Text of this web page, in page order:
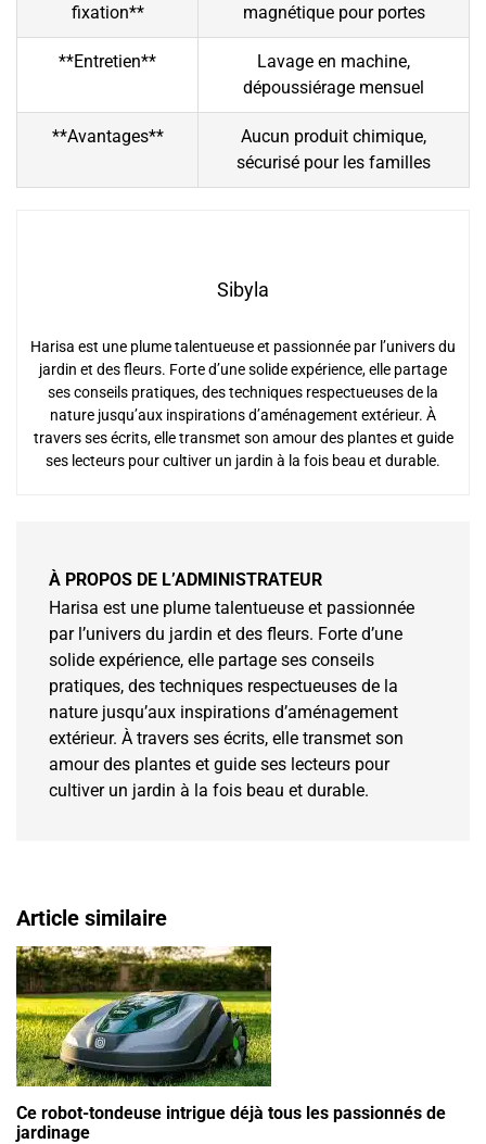
fixation**
magnétique pour portes
**Entretien**
Lavage en machine,
dépoussiérage mensuel
**Avantages**
Aucun produit chimique,
sécurisé pour les familles
Sibyla
Harisa est une plume talentueuse et passionnée par l’univers du
jardin et des fleurs. Forte d’une solide expérience, elle partage
ses conseils pratiques, des techniques respectueuses de la
nature jusqu’aux inspirations d’aménagement extérieur. À
travers ses écrits, elle transmet son amour des plantes et guide
ses lecteurs pour cultiver un jardin à la fois beau et durable.
À PROPOS DE L’ADMINISTRATEUR
Harisa est une plume talentueuse et passionnée
par l’univers du jardin et des fleurs. Forte d’une
solide expérience, elle partage ses conseils
pratiques, des techniques respectueuses de la
nature jusqu’aux inspirations d’aménagement
extérieur. À travers ses écrits, elle transmet son
amour des plantes et guide ses lecteurs pour
cultiver un jardin à la fois beau et durable.
Article similaire
Ce robot-tondeuse intrigue déjà tous les passionnés de
jardinage